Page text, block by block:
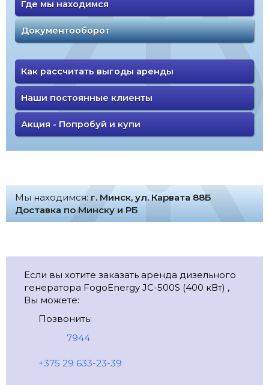
Где мы находимся
Документооборот
Как рассчитать выгоды аренды
Наши постоянные клиенты
Акция - Попробуй и купи
Мы находимся: г. Минск, ул. Карвата 88Б
Доставка по Минску и РБ
Если вы хотите заказать аренда дизельного
генератора FogoEnergy JC-500S (400 кВт) ,
Вы можете:
Позвонить:
7944
+375 29 633-23-39